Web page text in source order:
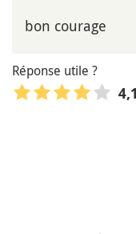
bon courage
Réponse utile ?